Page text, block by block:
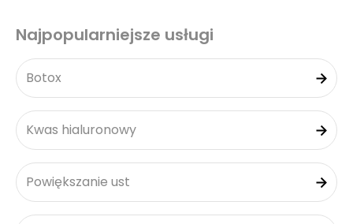
Najpopularniejsze usługi
Botox
Kwas hialuronowy
Powiększanie ust